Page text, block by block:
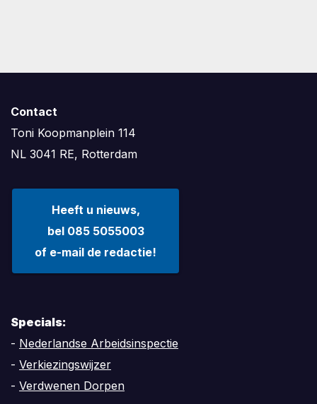
Contact
Toni Koopmanplein 114
NL 3041 RE, Rotterdam
Heeft u nieuws,
bel 085 5055003
of e-mail de redactie!
Specials:
- Nederlandse Arbeidsinspectie
- Verkiezingswijzer
- Verdwenen Dorpen